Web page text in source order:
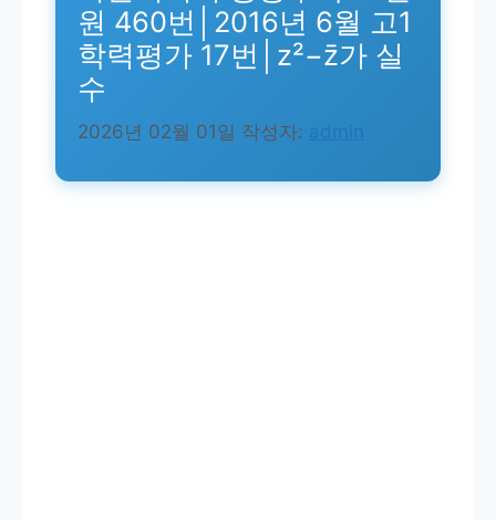
원 460번│2016년 6월 고1
학력평가 17번│z²−z̄가 실
수
2026년 02월 01일 작성자: